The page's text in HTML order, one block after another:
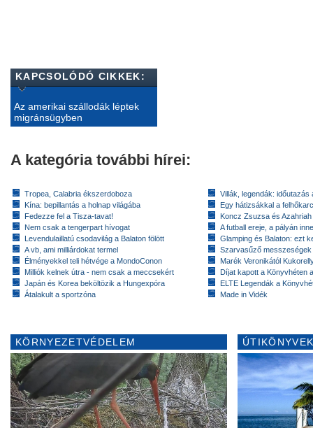
KAPCSOLÓDÓ CIKKEK:
Az amerikai szállodák léptek
migránsügyben
A kategória további hírei:
Tropea, Calabria ékszerdoboza
Kína: bepillantás a holnap világába
Fedezze fel a Tisza-tavat!
Nem csak a tengerpart hívogat
Levendulaillatú csodavilág a Balaton fölött
A vb, ami milliárdokat termel
Élményekkel teli hétvége a MondoConon
Milliók kelnek útra - nem csak a meccsekért
Japán és Korea beköltözik a Hungexpóra
Átalakult a sportzóna
Villák, legendák: időutazás
Egy hátizsákkal a
Koncz Zsuzsa és
A futball ereje, a pályán
Glamping és Balaton: ezt
Szarvasűző messzeségek
Marék Veronikától
Díjat kapott a Könyvhéten
ELTE Legendák a
Made in Vidék
KÖRNYEZETVÉDELEM